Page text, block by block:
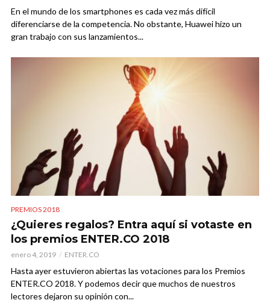
En el mundo de los smartphones es cada vez más difícil
diferenciarse de la competencia. No obstante, Huawei hizo un
gran trabajo con sus lanzamientos...
PREMIOS 2018
¿Quieres regalos? Entra aquí si votaste en
los premios ENTER.CO 2018
enero 4, 2019 ENTER.CO
Hasta ayer estuvieron abiertas las votaciones para los Premios
ENTER.CO 2018. Y podemos decir que muchos de nuestros
lectores dejaron su opinión con...